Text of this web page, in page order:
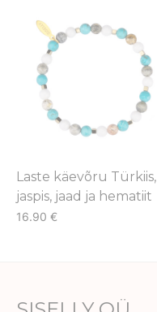
Laste käevõru Türkiis,
jaspis, jaad ja hematiit
16.90 €
multiple